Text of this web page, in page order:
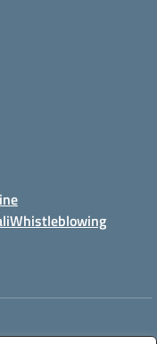
Whistleblowing